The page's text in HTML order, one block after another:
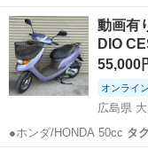
広島 福山市 大門
動画有
55,000
オンライ
広島県
●ホンダ/HONDA 50cc タ